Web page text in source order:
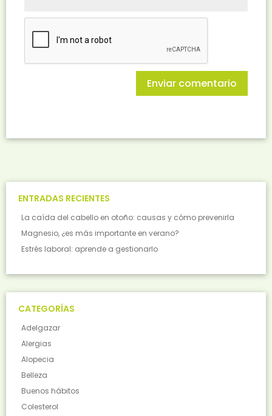
ENTRADAS RECIENTES
La caída del cabello en otoño: causas y cómo prevenirla
Magnesio, ¿es más importante en verano?
Estrés laboral: aprende a gestionarlo
CATEGORÍAS
Adelgazar
Alergias
Alopecia
Belleza
Buenos hábitos
Colesterol